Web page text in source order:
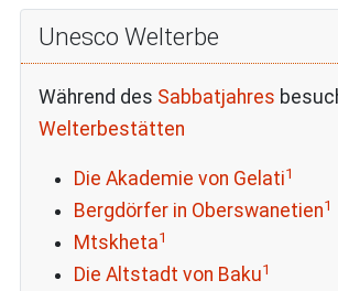
Unesco Welterbe
Während des Sabbatjahres
Welterbestätten
Die Akademie von Gelati1
Bergdörfer in Oberswanetien1
Mtskheta1
Die Altstadt von Baku1